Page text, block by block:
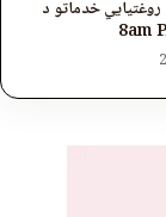
خدماتو د